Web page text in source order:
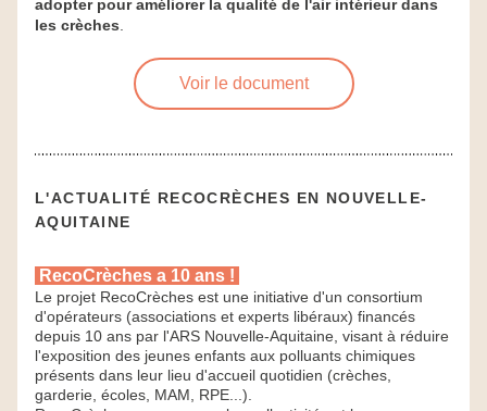
adopter pour améliorer la qualité de l'air intérieur dans
les crèches
Voir le document
L'ACTUALITÉ RECOCRÈCHES EN NOUVELLE-
AQUITAINE
RecoCrèches a 10 ans !
Le projet RecoCrèches est une initiative d'un consortium
d'opérateurs (associations et experts libéraux) financés
depuis 10 ans par l'ARS Nouvelle-Aquitaine , visant à réduire
l'exposition des jeunes enfants aux polluants chimiques
présents dans leur lieu d'accueil quotidien (crèches,
garderie, écoles, MAM, RPE...).